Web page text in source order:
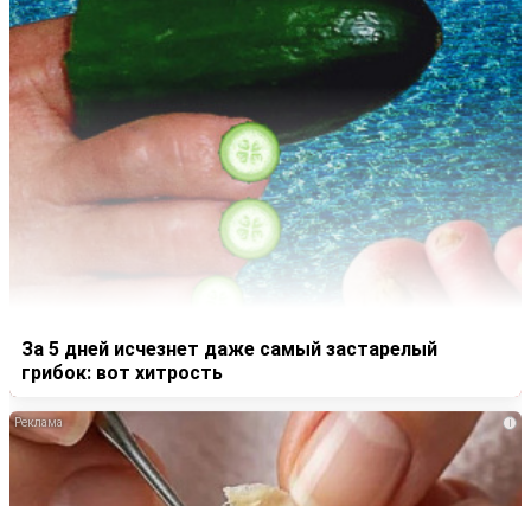
За 5 дней исчезнет даже самый застарелый
грибок: вот хитрость
i